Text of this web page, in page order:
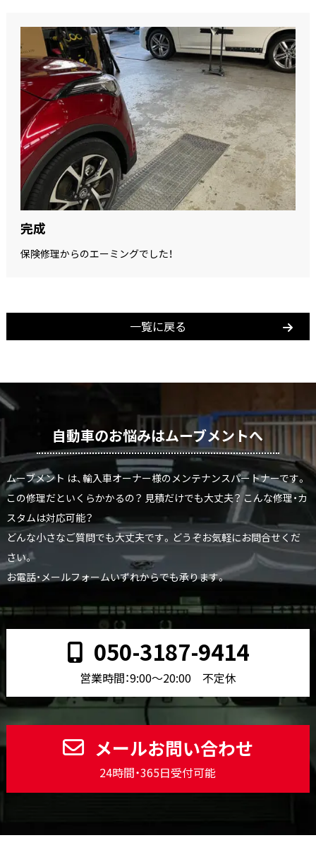
完成
保険修理からのエーミングでした！
一覧に戻る
自動車のお悩みはムーブメントへ
ムーブメント は、輸入車オーナー様のメンテナンスパートナーです。
この修理だといくらかかるの？ 見積だけでも大丈夫？ こんな修理・カ
スタムは対応可能？
どんな小さなご質問でも大丈夫です。どうぞお気軽にお問合せくだ
さい。
お電話・メールフォームいずれからでも承ります。
050-3187-9414
営業時間：9:00〜20:00 不定休
メールお問い合わせ
24時間・365日受付可能